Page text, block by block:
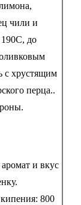
чили и
до
с хрустящим
перца..
и вкус
800